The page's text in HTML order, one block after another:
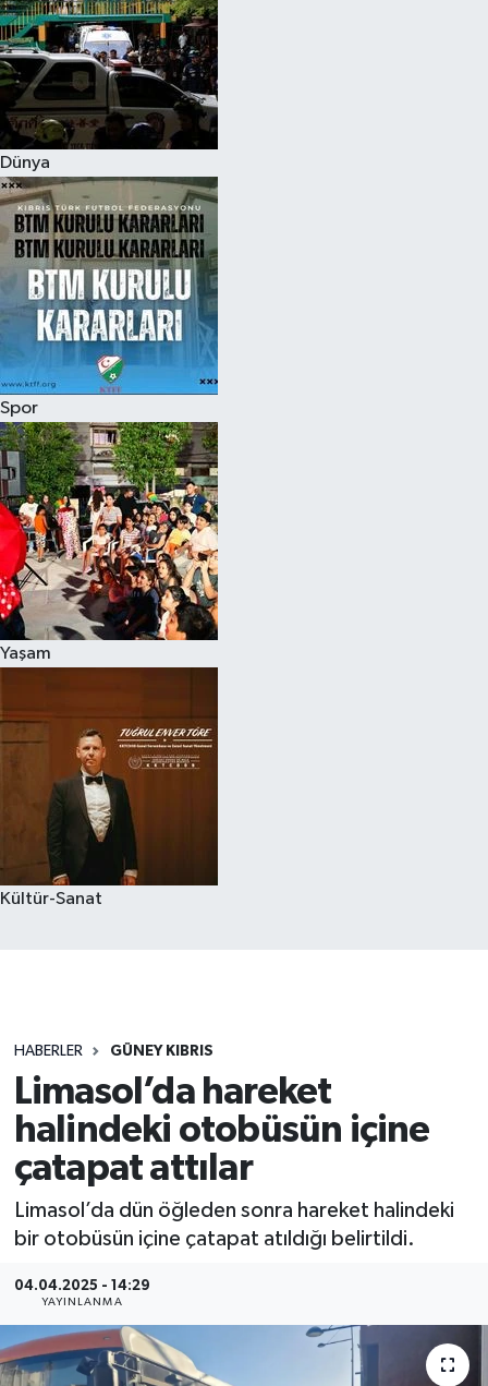
Dünya
Spor
Yaşam
Kültür-Sanat
HABERLER GÜNEY KIBRIS
Limasol’da hareket
halindeki otobüsün içine
çatapat attılar
Limasol’da dün öğleden sonra hareket halindeki
bir otobüsün içine çatapat atıldığı belirtildi.
04.04.2025 - 14:29
YAYINLANMA